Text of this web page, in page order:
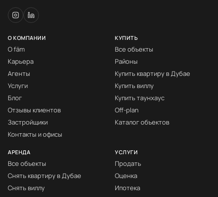
О КОМПАНИИ
О fäm
Карьера
Агенты
Услуги
Блог
Отзывы клиентов
Застройщики
Контакты и офисы
КУПИТЬ
Все объекты
Районы
Купить квартиру в Дубае
Купить виллу
Купить таунхаус
Off-plan
Каталог объектов
АРЕНДА
Все объекты
Снять квартиру в Дубае
Снять виллу
УСЛУГИ
Продать
Оценка
Ипотека